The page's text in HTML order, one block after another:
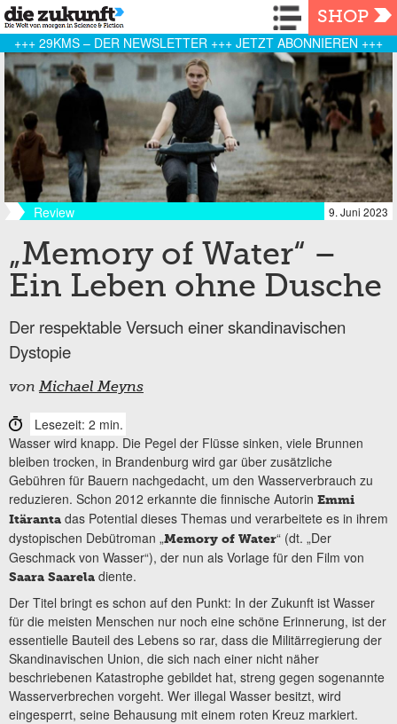
Navigation
SHOP
+++ 29KMS – DER NEWSLETTER +++ JETZT ABONNIEREN +++
Review 9. Juni 2023
„Memory of Water“ –
Ein Leben ohne Dusche
Der respektable Versuch einer skandinavischen
Dystopie
vonMichael Meyns
Lesezeit: 2 min.
Wasser wird knapp. Die Pegel der Flüsse sinken, viele Brunnen
bleiben trocken, in Brandenburg wird gar über zusätzliche
Gebühren für Bauern nachgedacht, um den Wasserverbrauch zu
reduzieren. Schon 2012 erkannte die finnische Autorin Emmi
Itäranta das Potential dieses Themas und verarbeitete es in ihrem
dystopischen Debütroman „Memory of Water“ (dt. „Der
Geschmack von Wasser“), der nun als Vorlage für den Film von
Saara Saarela diente.
Der Titel bringt es schon auf den Punkt: In der Zukunft ist Wasser
für die meisten Menschen nur noch eine schöne Erinnerung, ist der
essentielle Bauteil des Lebens so rar, dass die Militärregierung der
Skandinavischen Union, die sich nach einer nicht näher
beschriebenen Katastrophe gebildet hat, streng gegen sogenannte
Wasserverbrechen vorgeht. Wer illegal Wasser besitzt, wird
eingesperrt, seine Behausung mit einem roten Kreuz markiert.